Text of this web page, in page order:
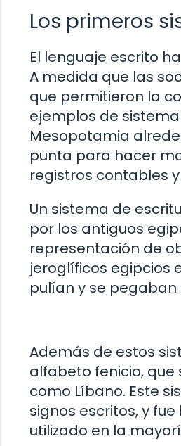
Los primeros
El lenguaje escrito
A medida que las
que permitieron la
ejemplos de
Mesopotamia
punta para hacer
registros contables
Un sistema de
por los antiguos
representación de
jeroglíficos egipcios
pulían y se
Además de estos
alfabeto fenicio, que
como Líbano. Este
signos escritos, y
utilizado en la